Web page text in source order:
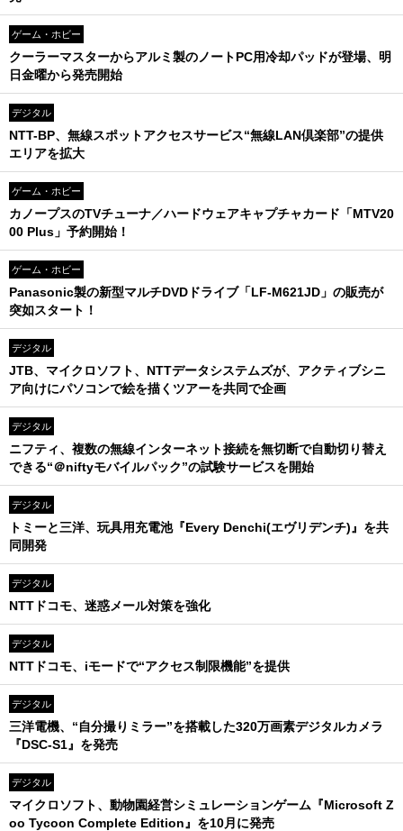
ゲーム・ホビー
クーラーマスターからアルミ製のノートPC用冷却パッドが登場、明
日金曜から発売開始
デジタル
NTT-BP、無線スポットアクセスサービス“無線LAN倶楽部”の提供
エリアを拡大
ゲーム・ホビー
カノープスのTVチューナ／ハードウェアキャプチャカード「MTV20
00 Plus」予約開始！
ゲーム・ホビー
Panasonic製の新型マルチDVDドライブ「LF-M621JD」の販売が
突如スタート！
デジタル
JTB、マイクロソフト、NTTデータシステムズが、アクティブシニ
ア向けにパソコンで絵を描くツアーを共同で企画
デジタル
ニフティ、複数の無線インターネット接続を無切断で自動切り替え
できる“＠niftyモバイルパック”の試験サービスを開始
デジタル
トミーと三洋、玩具用充電池『Every Denchi(エヴリデンチ)』を共
同開発
デジタル
NTTドコモ、迷惑メール対策を強化
デジタル
NTTドコモ、iモードで“アクセス制限機能”を提供
デジタル
三洋電機、“自分撮りミラー”を搭載した320万画素デジタルカメラ
『DSC-S1』を発売
デジタル
マイクロソフト、動物園経営シミュレーションゲーム『Microsoft Z
oo Tycoon Complete Edition』を10月に発売